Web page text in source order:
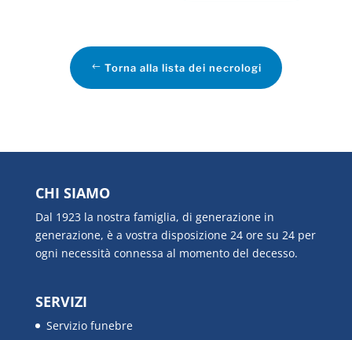
Torna alla lista dei necrologi
CHI SIAMO
Dal 1923 la nostra famiglia, di generazione in
generazione, è a vostra disposizione 24 ore su 24 per
ogni necessità connessa al momento del decesso.
SERVIZI
Servizio funebre